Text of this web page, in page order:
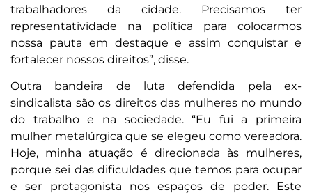
trabalhadores da cidade. Precisamos ter
representatividade na política para colocarmos
nossa pauta em destaque e assim conquistar e
fortalecer nossos direitos”, disse.
Outra bandeira de luta defendida pela ex-
sindicalista são os direitos das mulheres no mundo
do trabalho e na sociedade. “Eu fui a primeira
mulher metalúrgica que se elegeu como vereadora.
Hoje, minha atuação é direcionada às mulheres,
porque sei das dificuldades que temos para ocupar
e ser protagonista nos espaços de poder. Este